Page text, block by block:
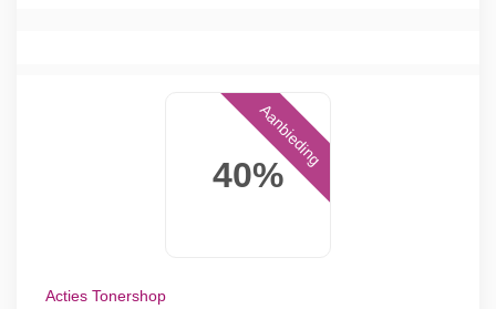
40%
Aanbieding
Acties Tonershop